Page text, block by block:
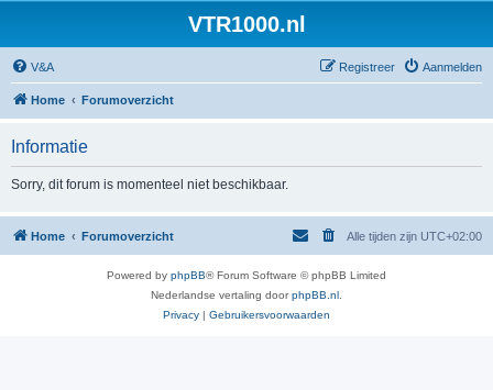
VTR1000.nl
V&A Aanmelden
Registreer
Home Forumoverzicht
Informatie
Sorry, dit forum is momenteel niet beschikbaar.
Home Forumoverzicht Alle tijden zijn UTC+02:00
Powered by phpBB® Forum Software © phpBB Limited
Nederlandse vertaling doorphpBB.nl
Privacy | Gebruikersvoorwaarden